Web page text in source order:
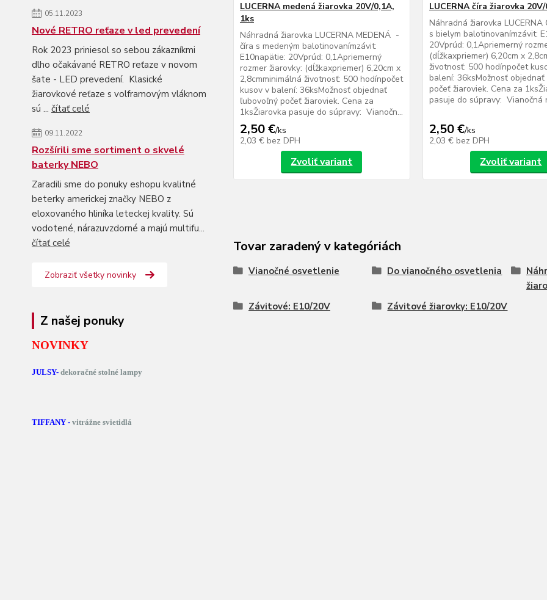
05.11.2023
Nové RETRO reťaze v led prevedení
Rok 2023 priniesol so sebou zákazníkmi
dlho očakávané RETRO reťaze v novom
šate - LED prevedení. Klasické
žiarovkové reťaze s volframovým vláknom
sú ... čítať celé
09.11.2022
Rozšírili sme sortiment o skvelé
baterky NEBO
Zaradili sme do ponuky eshopu kvalitné
beterky americkej značky NEBO z
eloxovaného hliníka leteckej kvality. Sú
vodotené, nárazuvzdorné a majú multifu...
čítať celé
Zobraziť všetky novinky
Z našej ponuky
NOVINKY
JULSY- dekoračné stolné lampy
TIFFANY - vitrážne svietidlá
LUCERNA medená žiarovka 20V/0,1A,
1ks
Náhradná žiarovka LUCERNA MEDENÁ -
číra s medeným balotinovanímzávit:
E10napätie: 20Vprúd: 0,1Apriemerný
rozmer žiarovky: (dĺžkaxpriemer) 6,20cm x
2,8cmminimálná životnosť: 500 hodínpočet
kusov v balení: 36ksMožnosť objednať
ľubovoľný počeť žiaroviek. Cena za
1ksŽiarovka pasuje do súpravy: Vianočn...
2,50 €/ks
2,03 € bez DPH
Zvoliť variant
LUCERNA číra žiarovka
Náhradná žiarovka
s bielym balotinovanímzávit:
20Vprúd: 0,1Apriemerný
(dĺžkaxpriemer) 6,20cm x
životnosť: 500 hodínpočet
balení: 36ksMožnosť
počeť žiaroviek. Cena za
pasuje do súpravy: Vianočná
2,50 €/ks
2,03 € bez DPH
Zvoliť variant
Tovar zaradený v kategóriách
Vianočné osvetlenie Do vianočného osvetlenia
Závitové: E10/20V
Závitové žiarovky: E10/20V